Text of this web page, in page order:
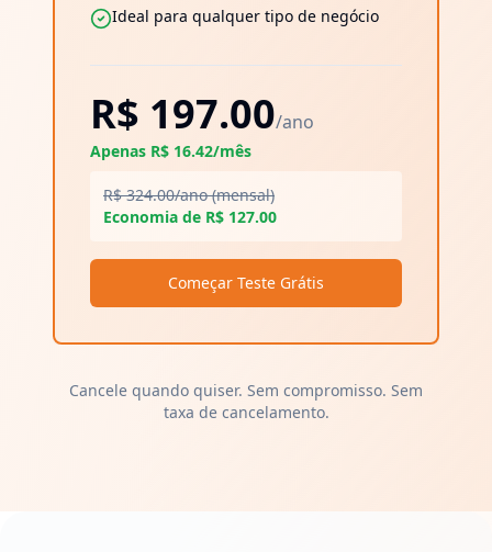
Ideal para qualquer tipo de negócio
R$ 197.00/ano
Apenas R$ 16.42/mês
R$324.00/ano (mensal)
Economia de R$ 127.00
Começar Teste Grátis
Cancele quando quiser. Sem compromisso. Sem
taxa de cancelamento.